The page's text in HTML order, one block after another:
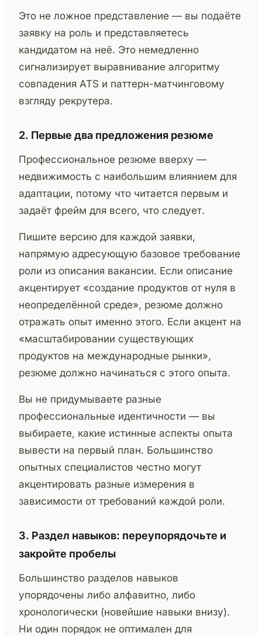
Это не ложное представление — вы подаёте
заявку на роль и представляетесь
кандидатом на неё. Это немедленно
сигнализирует выравнивание алгоритму
совпадения ATS и паттерн-матчинговому
взгляду рекрутера.
2. Первые два предложения резюме
Профессиональное резюме вверху —
недвижимость с наибольшим влиянием для
адаптации, потому что читается первым и
задаёт фрейм для всего, что следует.
Пишите версию для каждой заявки,
напрямую адресующую базовое требование
роли из описания вакансии. Если описание
акцентирует «создание продуктов от нуля в
неопределённой среде», резюме должно
отражать опыт именно этого. Если акцент на
«масштабировании существующих
продуктов на международные рынки»,
резюме должно начинаться с этого опыта.
Вы не придумываете разные
профессиональные идентичности — вы
выбираете, какие истинные аспекты опыта
вывести на первый план. Большинство
опытных специалистов честно могут
акцентировать разные измерения в
зависимости от требований каждой роли.
3. Раздел навыков: переупорядочьте и
закройте пробелы
Большинство разделов навыков
упорядочены либо алфавитно, либо
хронологически (новейшие навыки внизу).
Ни один порядок не оптимален для